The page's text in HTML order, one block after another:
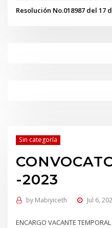
Resolución No.018987 del 17
Sin categoría
-2023
by Mabiyiceth Jul 6,
ENCARGO VACANTE